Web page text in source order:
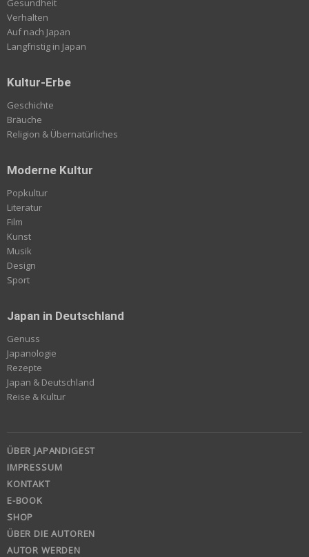
Gesundheit
Verhalten
Auf nach Japan
Langfristig in Japan
Kultur-Erbe
Geschichte
Bräuche
Religion & Übernatürliches
Moderne Kultur
Popkultur
Literatur
Film
Kunst
Musik
Design
Sport
Japan in Deutschland
Genuss
Japanologie
Rezepte
Japan & Deutschland
Reise & Kultur
ÜBER JAPANDIGEST
IMPRESSUM
KONTAKT
E-BOOK
SHOP
ÜBER DIE AUTOREN
AUTOR WERDEN